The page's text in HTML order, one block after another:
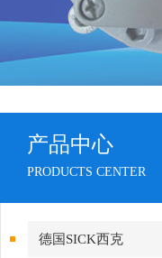
产品中心
PRODUCTS CENTER
德国SICK西克